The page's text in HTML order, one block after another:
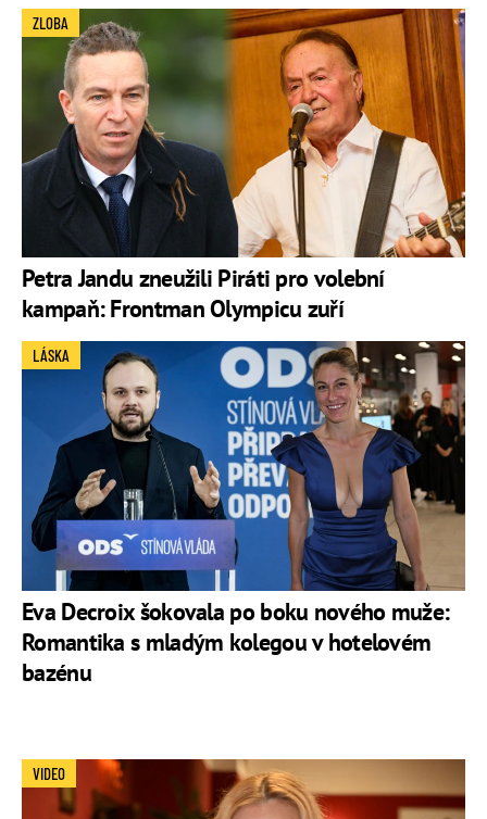
Petra Jandu zneužili Piráti pro volební
kampaň: Frontman Olympicu zuří
ZLOBA
Eva Decroix šokovala po boku nového muže:
Romantika s mladým kolegou v hotelovém
bazénu
LÁSKA
VIDEO